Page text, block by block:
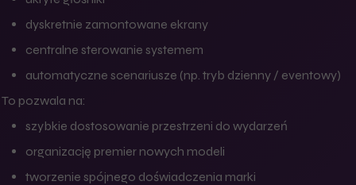
dyskretnie zamontowane ekrany
centralne sterowanie systemem
automatyczne scenariusze (np. tryb dzienny / eventowy)
To pozwala na:
szybkie dostosowanie przestrzeni do wydarzeń
organizację premier nowych modeli
tworzenie spójnego doświadczenia marki